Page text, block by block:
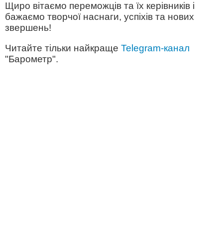
Щиро вітаємо переможців та їх керівників і
бажаємо творчої наснаги, успіхів та нових
звершень!
Читайте тільки найкраще Telegram-канал
"Барометр".